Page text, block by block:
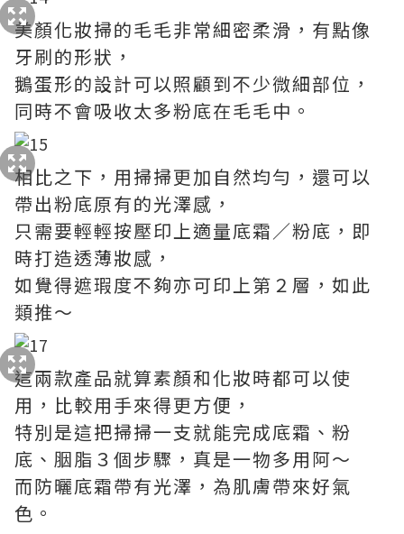
美顏化妝掃的毛毛非常細密柔滑，有點像
牙刷的形狀，
鵝蛋形的設計可以照顧到不少微細部位，
同時不會吸收太多粉底在毛毛中。
相比之下，用掃掃更加自然均勻，還可以
帶出粉底原有的光澤感，
只需要輕輕按壓印上適量底霜／粉底，即
時打造透薄妝感，
如覺得遮瑕度不夠亦可印上第２層，如此
類推～
這兩款產品就算素顏和化妝時都可以使
用，比較用手來得更方便，
特別是這把掃掃一支就能完成底霜、粉
底、胭脂３個步驟，真是一物多用阿～
而防曬底霜帶有光澤，為肌膚帶來好氣
色。